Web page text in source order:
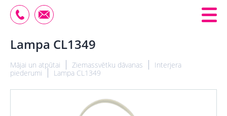
Lampa CL1349
Mājai un atpūtai Ziemassvētku dāvanas
Interjera
piederumi
Lampa CL1349